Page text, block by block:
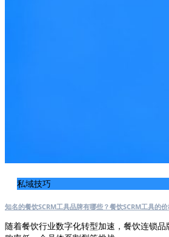
私域技巧
知名的餐饮SCRM工具品牌有哪些？餐饮SCRM工具的
随着餐饮行业数字化转型加速，餐饮连锁